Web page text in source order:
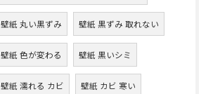
壁紙 丸い黒ずみ 壁紙 黒ずみ 取れない
壁紙 色が変わる 壁紙 黒いシミ
壁紙 濡れる カビ 壁紙 カビ 寒い